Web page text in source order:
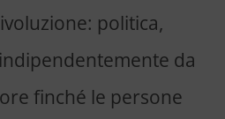
politica,
da
finché le persone